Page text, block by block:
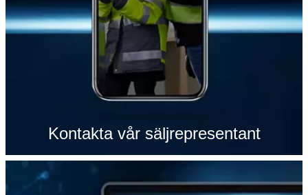
Kontakta vår säljrepresentant